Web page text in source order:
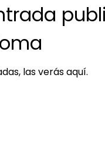
las verás aquí.